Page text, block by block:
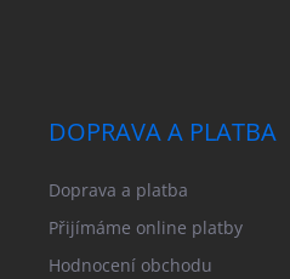
DOPRAVA A PLATBA
Doprava a platba
Přijímáme online platby
Hodnocení obchodu